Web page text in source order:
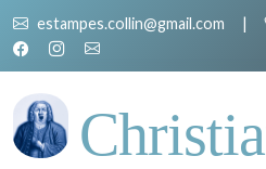
estampes.collin@gmail.com |